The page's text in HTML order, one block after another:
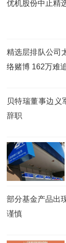
优机股份中止精
精选层排队公司
络赌博 162万难
贝特瑞董事边义
辞职
部分基金产品出
谨慎